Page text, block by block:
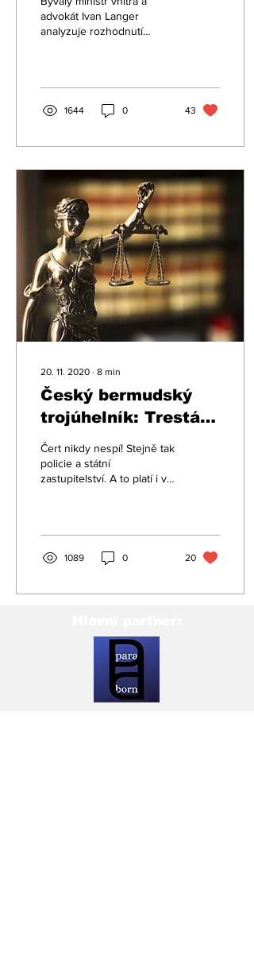
Ústavního soudu ČR
advokát Ivan Langer
analyzuje rozhodnutí
1644 0 43
20. 11. 2020 ∙ 8 min
Český bermudský
trojúhelník: Trestání
firem by mělo být
mírnější, statistiky
jsou však alarmující
Čert nikdy nespí! Stejně tak
policie a státní
zastupitelství. A to platí i v
1089 0 20